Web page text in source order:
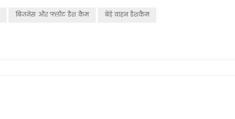
बिजनेस और फ्लीट डैश कैम बेड़े वाहन डैशकैम